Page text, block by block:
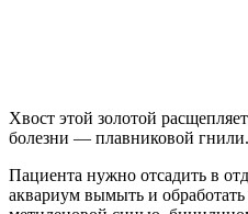
Хвост этой золотой
болезни — плавниковой гнили.
Пациента нужно отсадить в
аквариум вымыть и